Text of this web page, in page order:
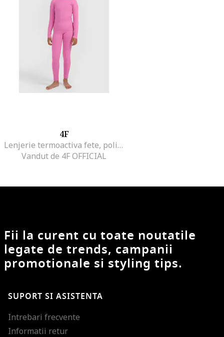
4F
Lenjerie termoactiva fete, poliester, Roz
Vandut de 4F OFFICIAL
Fii la curent cu toate noutatile
legate de trends, campanii
promotionale si styling tips.
SUPORT SI ASISTENTA
Intrebari frecvente
Informatii retur